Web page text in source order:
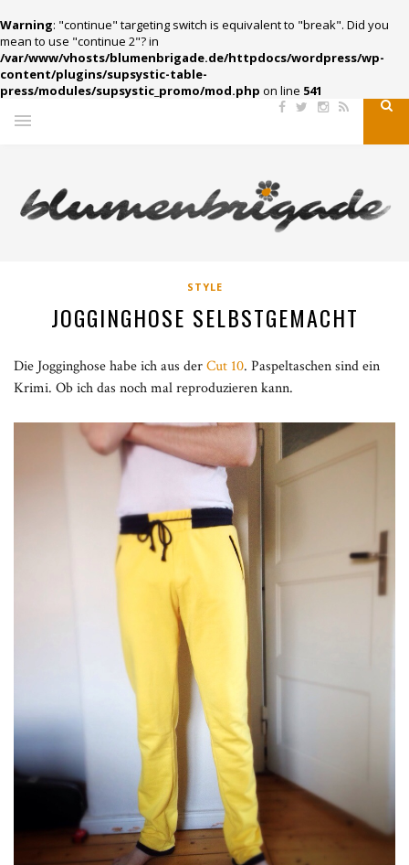
Warning: "continue" targeting switch is equivalent to "break". Did you
mean to use "continue 2"? in
/var/www/vhosts/blumenbrigade.de/httpdocs/wordpress/wp-
content/plugins/supsystic-table-
press/modules/supsystic_promo/mod.php on line 541
STYLE
JOGGINGHOSE SELBSTGEMACHT
Die Jogginghose habe ich aus derCut 10. Paspeltaschen sind ein
Krimi. Ob ich das noch mal reproduzieren kann.